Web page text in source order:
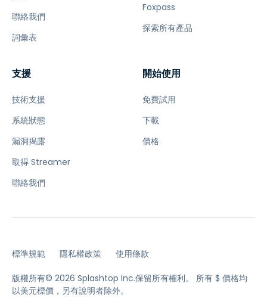
聯絡我們
詞彙表
Foxpass
探索所有產品
支援
技術支援
系統狀態
漏洞揭露
取得 Streamer
聯絡我們
開始使用
免費試用
下載
價格
標準規範 隱私權政策 使用條款
版權所有© 2026 Splashtop Inc.保留所有權利。
所有 $ 價格均
以美元標價，另有說明者除外。